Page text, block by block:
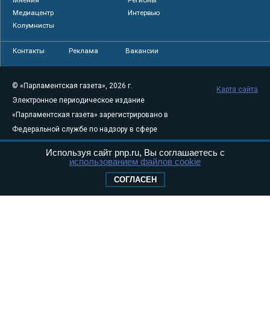
Медиацентр
Интервью
Колумнисты
Контакты Реклама Вакансии
© «Парламентская газета», 2026 г.
Электронное периодическое издание
«Парламентская газета» зарегистрировано в
Федеральной службе по надзору в сфере
связи, информационных технологий и
массовых коммуникаций (Роскомнадзор) 05
Свидетельство о регистрации Эл № ФС77-
Карта сайта
Используя сайт pnp.ru, Вы соглашаетесь с
использованием файлов cookie
СОГЛАСЕН